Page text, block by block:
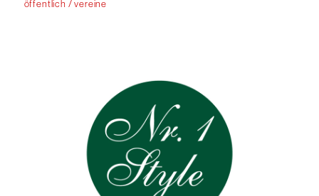
öffentlich / vereine